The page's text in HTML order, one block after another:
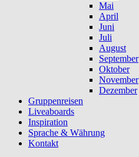
Mai
April
Juni
Juli
August
September
Oktober
November
Dezember
Gruppenreisen
Liveaboards
Inspiration
Sprache & Währung
Kontakt